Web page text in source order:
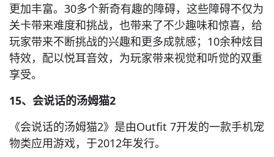
更加丰富。30多个新奇有趣的障碍，这些障碍不仅为
关卡带来难度和挑战，也带来了不少趣味和惊喜，给
玩家带来不断挑战的兴趣和更多成就感；10余种炫目
特效，配以悦耳音效，为玩家带来视觉和听觉的双重
享受。
15、会说话的汤姆猫2
《会说话的汤姆猫2》是由Outfit 7开发的一款手机宠
物类应用游戏，于2012年发行。